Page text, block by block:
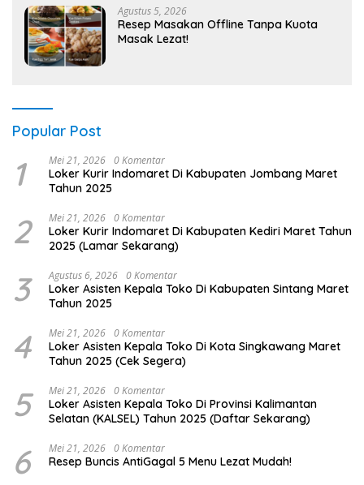
Agustus 5, 2026
Resep Masakan Offline Tanpa Kuota
Masak Lezat!
Popular Post
1 Mei 21, 2026 0 Komentar
Loker Kurir Indomaret Di Kabupaten Jombang Maret
Tahun 2025
2 Mei 21, 2026 0 Komentar
Loker Kurir Indomaret Di Kabupaten Kediri Maret Tahun
2025 (Lamar Sekarang)
3 Agustus 6, 2026 0 Komentar
Loker Asisten Kepala Toko Di Kabupaten Sintang Maret
Tahun 2025
4 Mei 21, 2026 0 Komentar
Loker Asisten Kepala Toko Di Kota Singkawang Maret
Tahun 2025 (Cek Segera)
5 Mei 21, 2026 0 Komentar
Loker Asisten Kepala Toko Di Provinsi Kalimantan
Selatan (KALSEL) Tahun 2025 (Daftar Sekarang)
6 Mei 21, 2026 0 Komentar
Resep Buncis AntiGagal 5 Menu Lezat Mudah!